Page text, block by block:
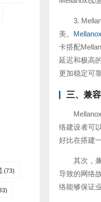
3.
美。
卡搭配
延迟和极高
更加稳定可
三、兼
络建设者可
好比在搭建
其次，
导致的网络
络能够保证
(73)